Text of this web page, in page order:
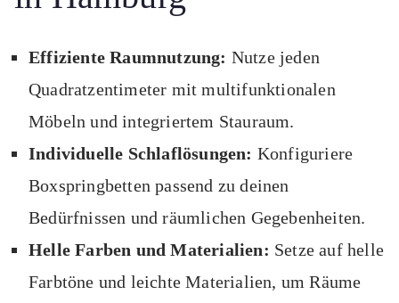
Effiziente Raumnutzung: Nutze jeden
Quadratzentimeter mit multifunktionalen
Möbeln und integriertem Stauraum.
Individuelle Schlaflösungen: Konfiguriere
Boxspringbetten passend zu deinen
Bedürfnissen und räumlichen Gegebenheiten.
Helle Farben und Materialien: Setze auf helle
Farbtöne und leichte Materialien, um Räume